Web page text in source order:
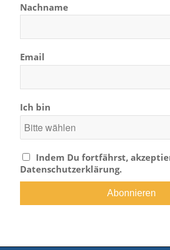
Nachname
Email
Ich bin
Indem Du fortfährst,
Datenschutzerklärung.